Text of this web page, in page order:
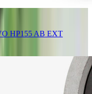
HP155 AB EXT